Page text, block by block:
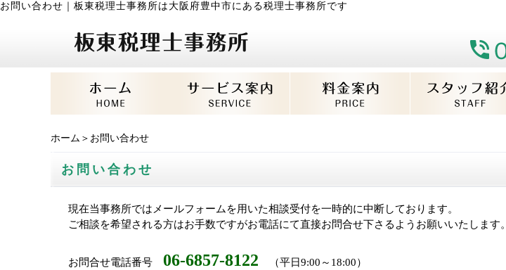
お問い合わせ 板東税理士事務所は大阪府豊中市にある税理士事務所です
ホーム ＞お問い合わせ
お問い合わせ
現在当事務所ではメールフォームを用いた相談受付を一時的に中断しております。
ご相談を希望される方はお手数ですがお電話にて直接お問合せ下さるようお願いいたします。
お問合せ電話番号 06-6857-8122 （平日9:00～18:00）